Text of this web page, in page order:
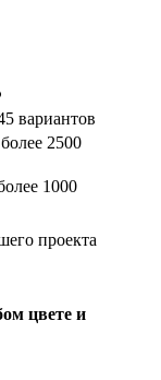
вариантов
2500
1000
проекта
цвете и